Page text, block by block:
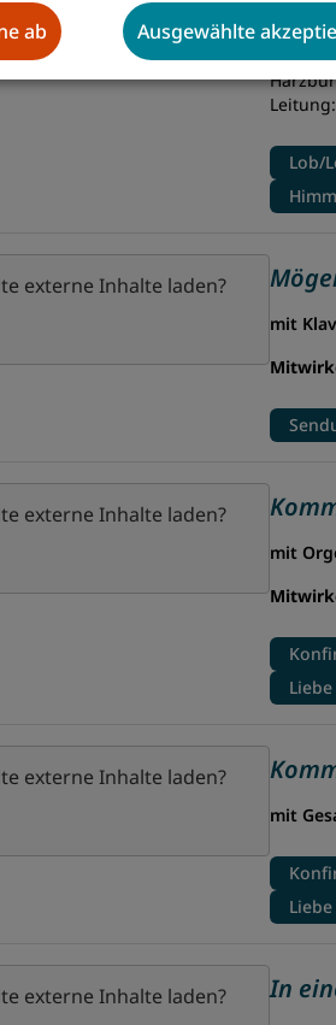
mit
Lob/
externe Inhalte laden?
mit
externe Inhalte laden?
mit
externe Inhalte laden?
mit
externe Inhalte laden? In
ab Ausgewählte